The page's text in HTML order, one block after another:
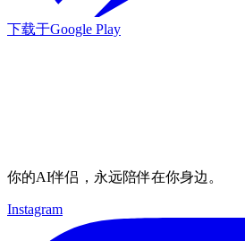
下载于Google Play
你的AI伴侣，永远陪伴在你身边。
Instagram